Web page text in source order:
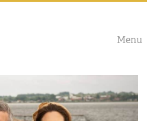
Menu